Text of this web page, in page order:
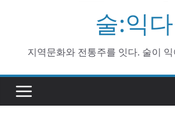
술:익다
지역문화와 전통주를 잇다. 술이